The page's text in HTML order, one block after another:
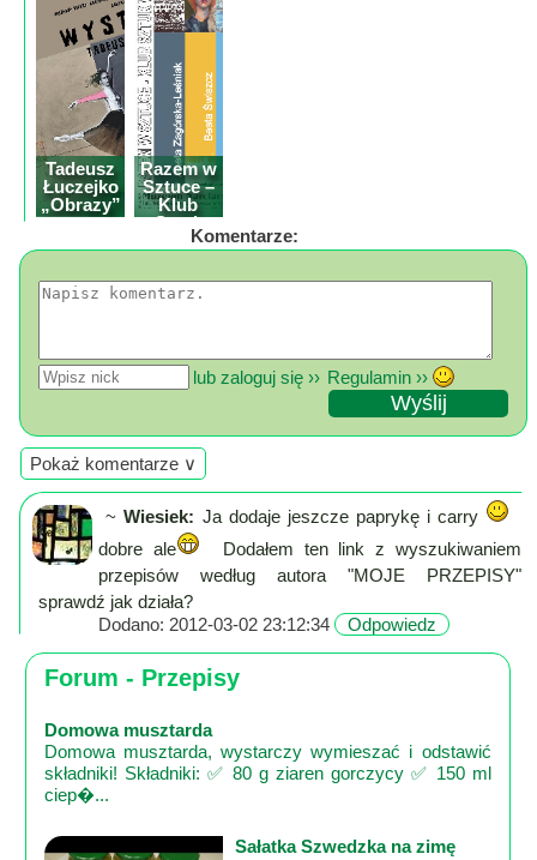
Kalendarz
imprez
wydarzeń...
Mapa
zdjęciami
filmami
filmy
drona
Trasy
Przepisy
Dodaj
przepis
Forum
Świat
Wioska
Dom
Ogłoszenia
Wątróbka z
cebulką
Tadeusz
Łuczejko
„Obrazy”
wystawa
Razem w
Sztuce –
Klub
Sztuk
Wielu zKomentarze:
lub zaloguj się ›› Regulamin ››
Pokaż komentarze ∨
~Wiesiek: Ja dodaje jeszcze paprykę i carry
dobre ale
Dodałem ten link z wyszukiwaniem
przepisów według autora "MOJE PRZEPISY"
sprawdź jak działa?
Dodano: 2012-03-02 23:12:34
Odpowiedz
Forum - Przepisy
Domowa musztarda
Domowa musztarda, wystarczy wymieszać i odstawić
składniki! Składniki: ✅ 80 g ziaren gorczycy ✅ 150 ml
ciep�...
Sałatka Szwedzka na zimę